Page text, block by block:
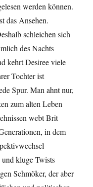
werden können.
das Ansehen.
schleichen sich
des Nachts
kehrt Desiree viele
Tochter ist
Spur. Man ahnt nur,
zum alten Leben
webt Brit
in dem
kluge Twists
Schmöker, der aber